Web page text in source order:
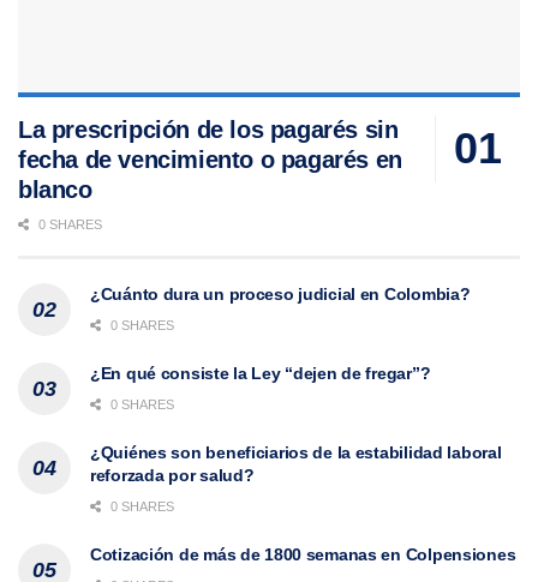
La prescripción de los pagarés sin
fecha de vencimiento o pagarés en
blanco
0 SHARES
¿Cuánto dura un proceso judicial en Colombia?
0 SHARES
¿En qué consiste la Ley “dejen de fregar”?
0 SHARES
¿Quiénes son beneficiarios de la estabilidad laboral
reforzada por salud?
0 SHARES
Cotización de más de 1800 semanas en Colpensiones